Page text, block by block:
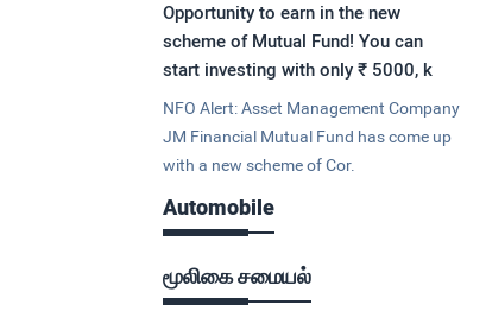
Opportunity to earn in the new
scheme of Mutual Fund! You can
start investing with only ₹ 5000, k
NFO Alert: Asset Management Company
JM Financial Mutual Fund has come up
with a new scheme of Cor.
Automobile
மூலிகை சமையல்